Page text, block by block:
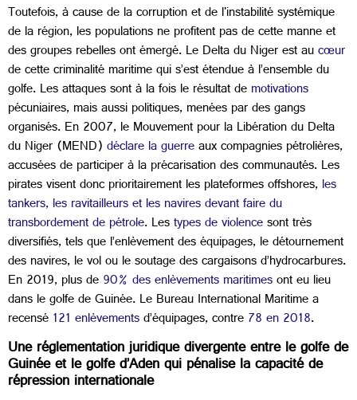
Toutefois, à cause de la corruption et de l'instabilité systémique
de la région, les populations ne profitent pas de cette manne et
des groupes rebelles ont émergé. Le Delta du Niger est aucœur
de cette criminalité maritime qui s’est étendue à l’ensemble du
golfe. Les attaques sont à la fois le résultat demotivations
pécuniaires, mais aussi politiques, menées par des gangs
organisés. En 2007, le Mouvement pour la Libération du Delta
du Niger (MEND)déclare la guerreaux compagnies pétrolières,
accusées de participer à la précarisation des communautés. Les
pirates visent donc prioritairement les plateformes offshores,les
tankers, les ravitailleurs et les navires devant faire du
transbordement de pétrole. Lestypes de violencesont très
diversifiés, tels que l’enlèvement des équipages, le détournement
des navires, le vol ou le soutage des cargaisons d’hydrocarbures.
En 2019, plus de90% des enlèvements maritimesont eu lieu
dans le golfe de Guinée. Le Bureau International Maritime a
recensé121 enlèvementsd’équipages, contre78 en 2018.
Une réglementation juridique divergente entre le golfe de
Guinée et le golfe d’Aden qui pénalise la capacité de
répression internationale